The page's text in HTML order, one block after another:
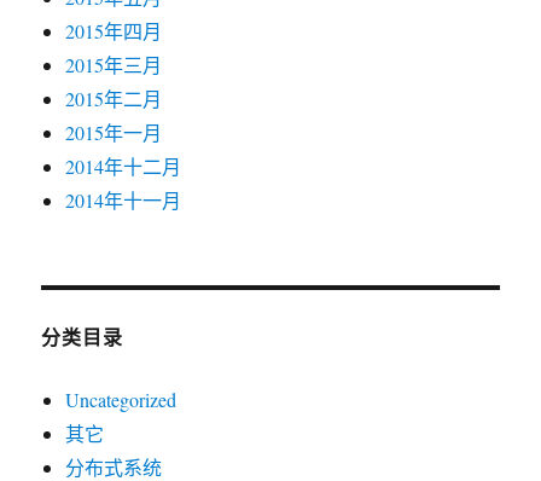
2015年四月
2015年三月
2015年二月
2015年一月
2014年十二月
2014年十一月
分类目录
Uncategorized
其它
分布式系统